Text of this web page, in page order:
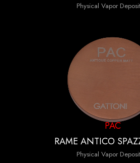
Physical Vapor
PAC
RAME ANTICO
Physical Vapor